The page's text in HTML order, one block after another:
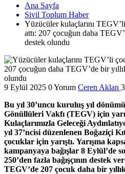
Ana Sayfa
Sivil Toplum Haber
Yüzücüler kulaçlarını
attı: 207 çocuğun daha
destek olundu
9 Eylül 2025 0 Yorum Ceren Aklan
Bu yıl 30’uncu kuruluş yıl
Gönüllüleri Vakfı (TEGV) için
Kulaçlarımızla Geleceği
yıl 37’ncisi düzenlenen Boğaziçi
çocuklar için yarıştı. Yarışma
kampanyaya bağışlar 8 Eylül’de
250’den fazla bağışçının destek
TEGV’de 207 çocuk daha bir